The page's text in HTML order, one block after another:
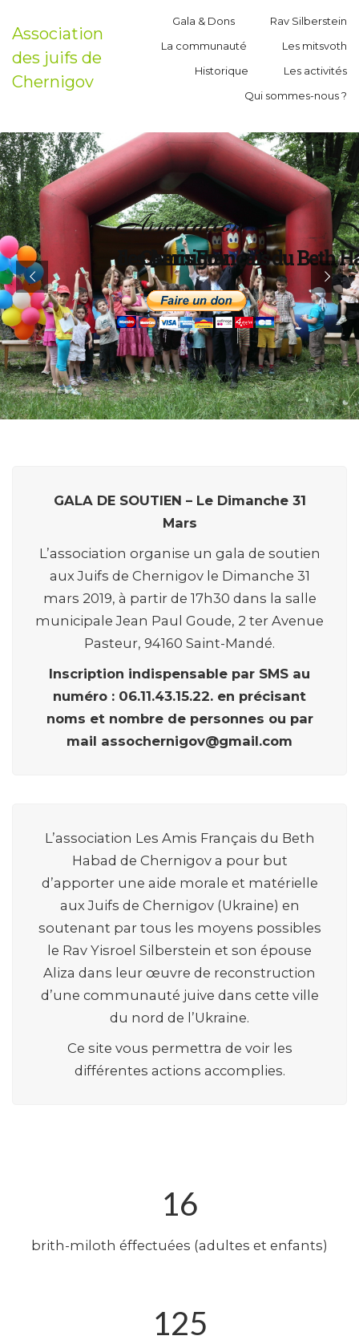
Association
des juifs de
Chernigov
Gala & Dons
Rav Silberstein
La communauté
Les mitsvoth
Historique
Les activités
Qui sommes-nous ?
Association
Les Amis Français du Beth
de Chernigov
GALA DE SOUTIEN – Le Dimanche 31
Mars
L’association organise un gala de soutien
aux Juifs de Chernigov le Dimanche 31
mars 2019, à partir de 17h30 dans la salle
municipale Jean Paul Goude, 2 ter Avenue
Pasteur, 94160 Saint-Mandé.
Inscription indispensable par SMS au
numéro : 06.11.43.15.22. en précisant
noms et nombre de personnes ou par
mail assochernigov@gmail.com
L’association Les Amis Français du Beth
Habad de Chernigov a pour but
d’apporter une aide morale et matérielle
aux Juifs de Chernigov (Ukraine) en
soutenant par tous les moyens possibles
le Rav Yisroel Silberstein et son épouse
Aliza dans leur œuvre de reconstruction
d’une communauté juive dans cette ville
du nord de l’Ukraine.
Ce site vous permettra de voir les
différentes actions accomplies.
16
brith-miloth éffectuées (adultes et enfants)
125